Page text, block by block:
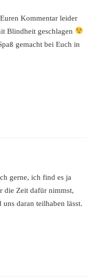
Kommentar leider
Blindheit geschlagen
gemacht bei Euch in
gerne, ich find es ja
die Zeit dafür nimmst,
daran teilhaben lässt.